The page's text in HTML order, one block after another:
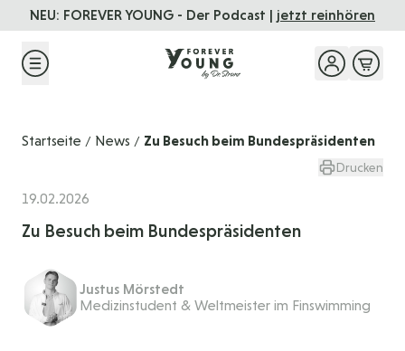
Direkt zum InhaltFOREVER YOUNGDas Seminar - 01. - 04.10.2026
Startseite / News / Zu Besuch beim Bundespräsidenten
Drucken
19.02.2026
Zu Besuch beim Bundespräsidenten
Justus Mörstedt
Medizinstudent & Weltmeister im Finswimming